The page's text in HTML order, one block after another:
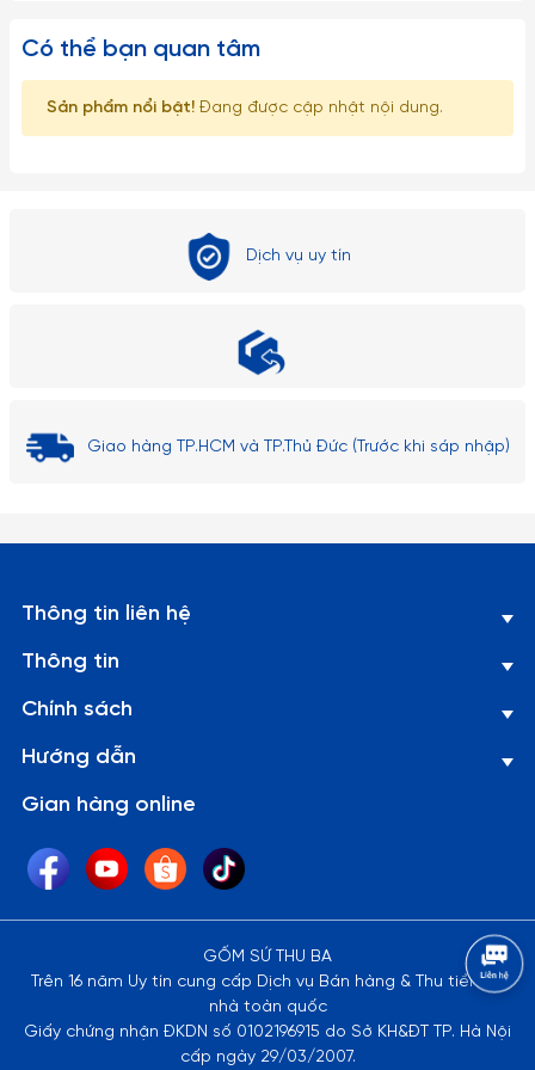
cốc thủy tinh luôn trong và sáng bóng như mới, đối với các
loại lọ bình thuỷ tinh có cổ thon dài, khó rửa sạch có thể
dùng những viên bi nhỏ li ti bằng thép không gỉ để rửa chất
1. Đây là sản phẩm có thể bị vỡ nếu tác động với lực cực
khách vui lòng để ngoài tầm với trẻ em.
Có thể bạn quan tâm
Sản phẩm nổi bật! Đang được cập nhật nội dung.
Dịch vụ uy tín
Giao hàng TP.HCM và TP.Thủ Đức (Trước khi sáp nhập)
Thông tin liên hệ
Thông tin
Chính sách
Hướng dẫn
Gian hàng online
GỐM SỨ THU BA
Trên 16 năm Uy tín cung cấp Dịch vụ Bán hàng & Thu tiền tại
nhà toàn quốc
Giấy chứng nhận ĐKDN số 0102196915 do Sở KH&ĐT TP. Hà Nội
cấp ngày 29/03/2007.